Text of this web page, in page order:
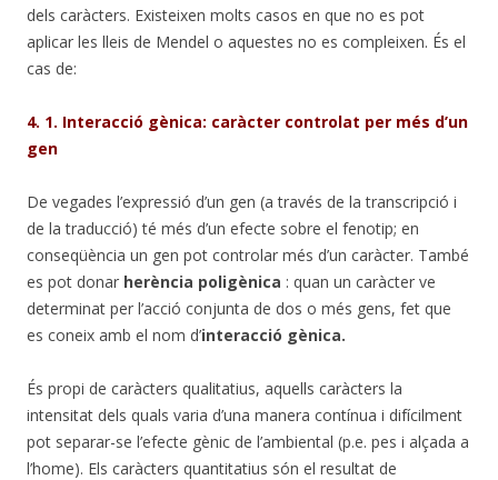
dels caràcters. Existeixen molts casos en que no es pot
aplicar les lleis de Mendel o aquestes no es compleixen. És el
cas de:
4. 1. Interacció gènica: caràcter controlat per més d’un
gen
De vegades l’expressió d’un gen (a través de la transcripció i
de la traducció) té més d’un efecte sobre el fenotip; en
conseqüència un gen pot controlar més d’un caràcter. També
es pot donar herència poligènica : quan un caràcter ve
determinat per l’acció conjunta de dos o més gens, fet que
es coneix amb el nom d’interacció gènica.
És propi de caràcters qualitatius, aquells caràcters la
intensitat dels quals varia d’una manera contínua i difícilment
pot separar-se l’efecte gènic de l’ambiental (p.e. pes i alçada a
l’home). Els caràcters quantitatius són el resultat de